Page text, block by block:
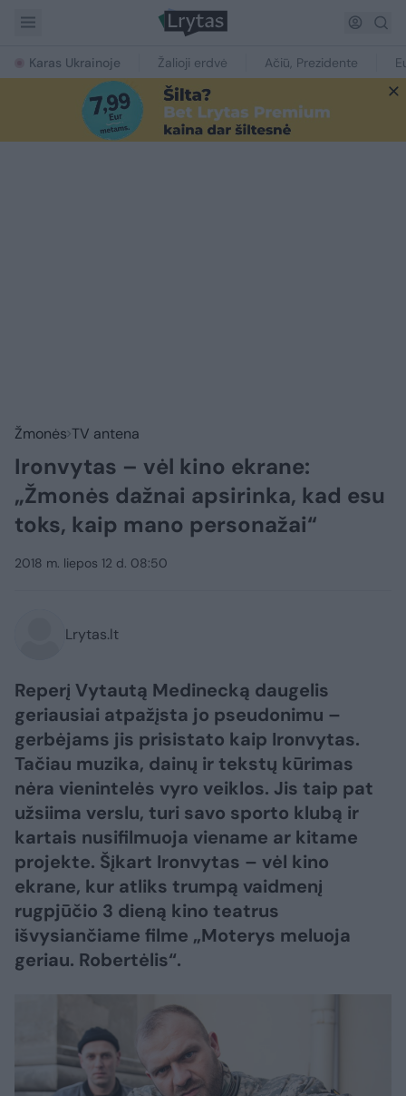
Karas Ukrainoje Žalioji erdvė Ačiū, Prezidente
Žmonės TV antena
Ironvytas – vėl kino ekrane:
„Žmonės dažnai apsirinka, kad esu
toks, kaip mano personažai“
2018 m. liepos 12 d. 08:50
Lrytas.lt
Reperį Vytautą Medinecką daugelis
geriausiai atpažįsta jo pseudonimu –
gerbėjams jis prisistato kaip Ironvytas.
Tačiau muzika, dainų ir tekstų kūrimas
nėra vienintelės vyro veiklos. Jis taip pat
užsiima verslu, turi savo sporto klubą ir
kartais nusifilmuoja viename ar kitame
projekte. Šįkart Ironvytas – vėl kino
ekrane, kur atliks trumpą vaidmenį
rugpjūčio 3 dieną kino teatrus
išvysiančiame filme „Moterys meluoja
geriau. Robertėlis“.